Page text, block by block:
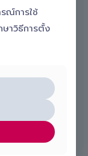
อง Porsche
ภัยสูงสุด.
ขนาดหน้า
35 R21 พร้อม
นโซนบางโฉ
ณ์การใช้
าวิธีการตั้ง